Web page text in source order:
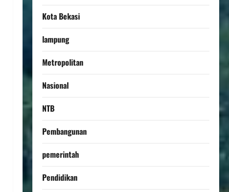
Kota Bekasi
lampung
Metropolitan
Nasional
NTB
Pembangunan
pemerintah
Pendidikan